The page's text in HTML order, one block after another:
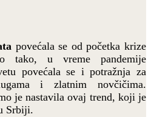
povećala se od početka krize
tako, u vreme pandemije
povećala se i potražnja za
i zlatnim novčičima.
je nastavila ovaj trend, koji je
Srbiji.